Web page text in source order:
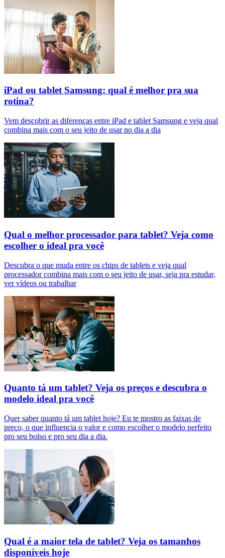
iPad ou tablet Samsung: qual é melhor pra sua
rotina?
Vem descobrir as diferenças entre iPad e tablet Samsung e veja qual
combina mais com o seu jeito de usar no dia a dia
Qual o melhor processador para tablet? Veja como
escolher o ideal pra você
Descubra o que muda entre os chips de tablets e veja qual
processador combina mais com o seu jeito de usar, seja pra estudar,
ver vídeos ou trabalhar
Quanto tá um tablet? Veja os preços e descubra o
modelo ideal pra você
Quer saber quanto tá um tablet hoje? Eu te mostro as faixas de
preço, o que influencia o valor e como escolher o modelo perfeito
pro seu bolso e pro seu dia a dia.
Qual é a maior tela de tablet? Veja os tamanhos
disponíveis hoje